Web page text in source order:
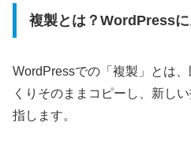
複製とは？WordPress
WordPressでの「複製」とは
くりそのままコピーし、新し
指します。